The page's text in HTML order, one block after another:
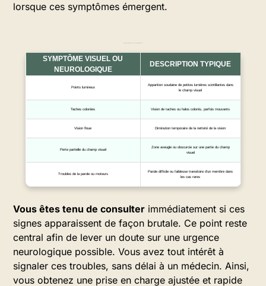
lorsque ces symptômes émergent.
SYMPTÔME VISUEL OU
NEUROLOGIQUE
DESCRIPTION TYPIQUE
Points lumineux
Apparition soudaine de petites lumières scintillantes dans
le champ visuel
Taches colorées Vision de taches ou halos colorés, parfois mouvants
Vision floue Diminution temporaire de la netteté de la vision
Perte partielle du champ visuel
Zone aveugle ou obscurcie sur une partie du champ
visuel
Troubles de la parole ou moteurs
Parole difficile ou faiblesse transitoire d’un membre dans
les cas rares
Vous êtes tenu de consulter immédiatement si ces
signes apparaissent de façon brutale. Ce point reste
central afin de lever un doute sur une urgence
neurologique possible. Vous avez tout intérêt à
signaler ces troubles, sans délai à un médecin. Ainsi,
vous obtenez une prise en charge ajustée et rapide